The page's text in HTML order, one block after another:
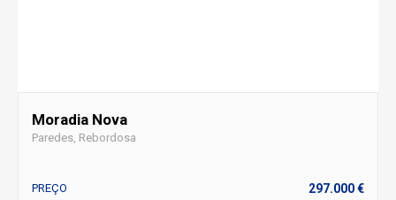
Moradia Nova
Paredes, Rebordosa
PREÇO 297.000 €